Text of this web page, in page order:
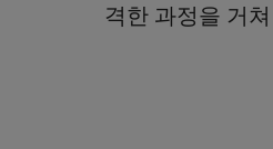
격한 과정을 거